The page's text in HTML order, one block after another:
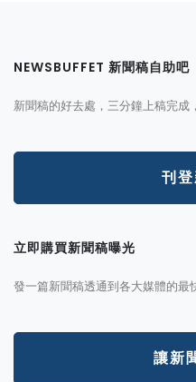
NEWSBUFFET 新聞稿自助吧
新聞稿的好去處，三分鐘上稿完成
刊
立即購買新聞稿曝光
發一篇新聞稿透通到各大媒體的最
讓新